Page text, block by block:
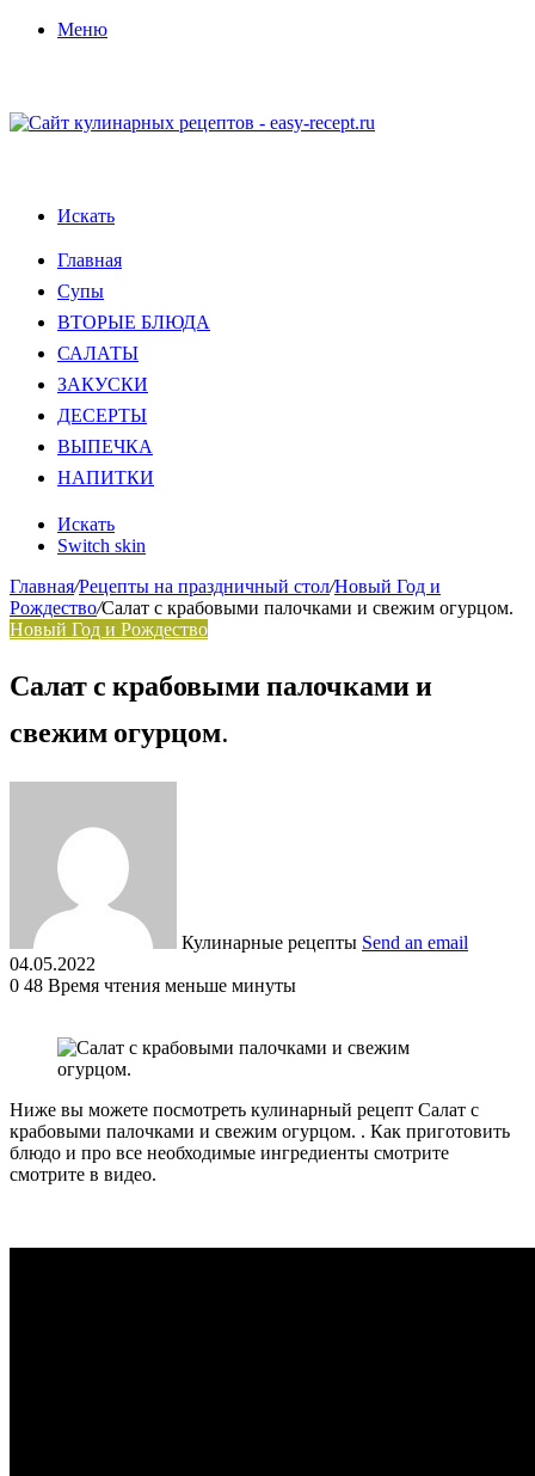
Меню
Искать
Главная
Супы
ВТОРЫЕ БЛЮДА
САЛАТЫ
ЗАКУСКИ
ДЕСЕРТЫ
ВЫПЕЧКА
НАПИТКИ
Искать
Switch skin
Главная/Рецепты на праздничный стол/Новый Год и
Рождество/Салат с крабовыми палочками и свежим огурцом.
Новый Год и Рождество
Салат с крабовыми палочками и
свежим огурцом.
Кулинарные рецепты Send an email
04.05.2022
0 48 Время чтения меньше минуты
Ниже вы можете посмотреть кулинарный рецепт Салат с
крабовыми палочками и свежим огурцом. . Как приготовить
блюдо и про все необходимые ингредиенты смотрите
смотрите в видео.